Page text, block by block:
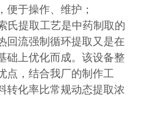
便于操作、维护；
氏提取工艺是中药制取的
回流强制循环提取又是在
础上优化而成。该设备整
点，结合我厂的制作工
转化率比常规动态提取浓